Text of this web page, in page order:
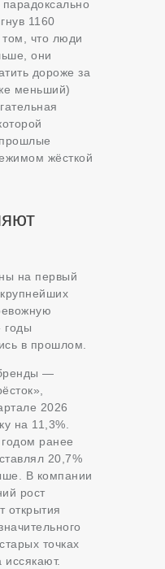
1160
том, что люди
они
дороже за
меньший)
жёсткой
на первый
крупнейших
годы
в прошлом.
—
2026
на 11,3%.
ранее
20,7%
В компании
рост
открытия
точках